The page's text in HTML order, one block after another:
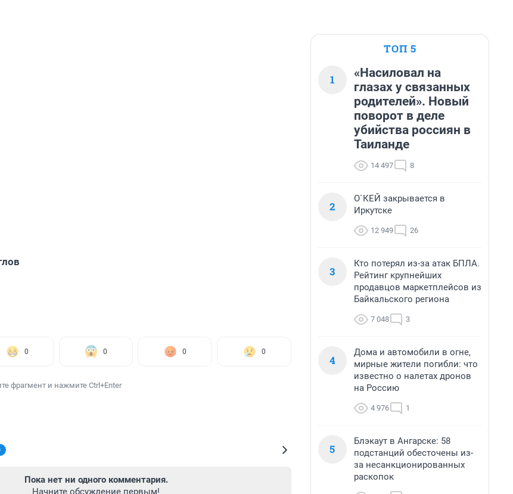
0 0 0 0
фрагмент и нажмите Ctrl+Enter
Пока нет ни одного комментария.
Начните обсуждение первым!
ТОП 5
1
«Насиловал на
глазах у связанных
родителей». Новый
поворот в деле
убийства россиян в
Таиланде
14 497 8
2
О`КЕЙ закрывается в
Иркутске
12 949 26
3
Кто потерял из-за атак БПЛА.
Рейтинг крупнейших
продавцов маркетплейсов из
Байкальского региона
7 048 3
4
Дома и автомобили в огне,
мирные жители погибли: что
известно о налетах дронов
на Россию
4 976 1
5
Блэкаут в Ангарске: 58
подстанций обесточены из-
за несанкционированных
раскопок